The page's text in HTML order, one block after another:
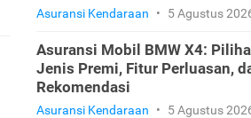
Asuransi Kendaraan • 5 Agustus
Asuransi Mobil BMW X4:
Jenis Premi, Fitur Perluasan,
Rekomendasi
Asuransi Kendaraan • 5 Agustus